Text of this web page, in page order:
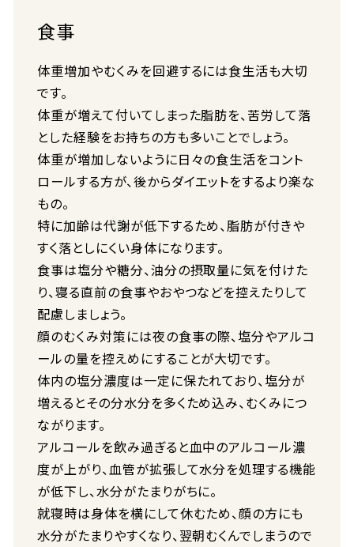
食事
体重増加やむくみを回避するには食生活も大切
です。
体重が増えて付いてしまった脂肪を、苦労して落
とした経験をお持ちの方も多いことでしょう。
体重が増加しないように日々の食生活をコント
ロールする方が、後からダイエットをするより楽な
もの。
特に加齢は代謝が低下するため、脂肪が付きや
すく落としにくい身体になります。
食事は塩分や糖分、油分の摂取量に気を付けた
り、寝る直前の食事やおやつなどを控えたりして
配慮しましょう。
顔のむくみ対策には夜の食事の際、塩分やアルコ
ールの量を控えめにすることが大切です。
体内の塩分濃度は一定に保たれており、塩分が
増えるとその分水分を多くため込み、むくみにつ
ながります。
アルコールを飲み過ぎると血中のアルコール濃
度が上がり、血管が拡張して水分を処理する機能
が低下し、水分がたまりがちに。
就寝時は身体を横にして休むため、顔の方にも
水分がたまりやすくなり、翌朝むくんでしまうので